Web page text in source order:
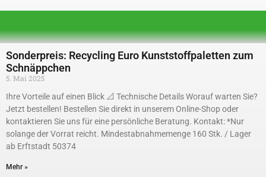
Sonderpreis: Recycling Euro Kunststoffpaletten zum
Schnäppchen
5. Mai 2025
Ihre Vorteile auf einen Blick 📐 Technische Details Worauf warten Sie?
Jetzt bestellen! Bestellen Sie direkt in unserem Online-Shop oder
kontaktieren Sie uns für eine persönliche Beratung. Kontakt: *Nur
solange der Vorrat reicht. Mindestabnahmemenge 160 Stk. / Lager
ab Erftstadt 50374
Mehr »